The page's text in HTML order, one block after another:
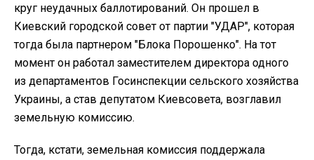
круг неудачных баллотирований. Он прошел в
Киевский городской совет от партии "УДАР", которая
тогда была партнером "Блока Порошенко". На тот
момент он работал заместителем директора одного
из департаментов Госинспекции сельского хозяйства
Украины, а став депутатом Киевсовета, возглавил
земельную комиссию.
Тогда, кстати, земельная комиссия поддержала